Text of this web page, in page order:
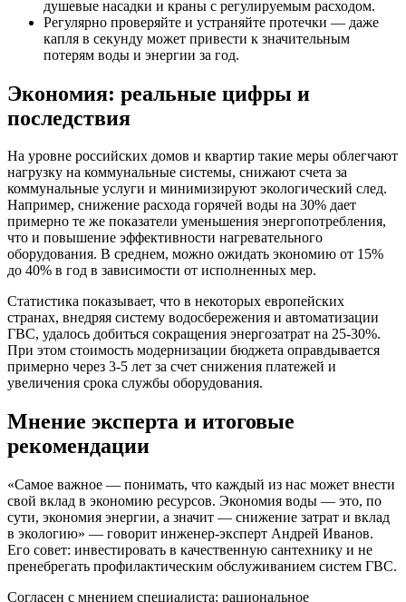
душевые насадки и краны с регулируемым расходом.
Регулярно проверяйте и устраняйте протечки — даже
капля в секунду может привести к значительным
потерям воды и энергии за год.
Экономия: реальные цифры и
последствия
На уровне российских домов и квартир такие меры облегчают
нагрузку на коммунальные системы, снижают счета за
коммунальные услуги и минимизируют экологический след.
Например, снижение расхода горячей воды на 30% дает
примерно те же показатели уменьшения энергопотребления,
что и повышение эффективности нагревательного
оборудования. В среднем, можно ожидать экономию от 15%
до 40% в год в зависимости от исполненных мер.
Статистика показывает, что в некоторых европейских
странах, внедряя систему водосбережения и автоматизации
ГВС, удалось добиться сокращения энергозатрат на 25-30%.
При этом стоимость модернизации бюджета оправдывается
примерно через 3-5 лет за счет снижения платежей и
увеличения срока службы оборудования.
Мнение эксперта и итоговые
рекомендации
«Самое важное — понимать, что каждый из нас может внести
свой вклад в экономию ресурсов. Экономия воды — это, по
сути, экономия энергии, а значит — снижение затрат и вклад
в экологию» — говорит инженер-эксперт Андрей Иванов.
Его совет: инвестировать в качественную сантехнику и не
пренебрегать профилактическим обслуживанием систем ГВС.
Согласен с мнением специалиста: рациональное